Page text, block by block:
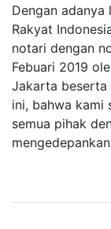
Dengan adanya
Rakyat
notari dengan
Febuari 2019
Jakarta beserta
ini, bahwa kami
semua pihak